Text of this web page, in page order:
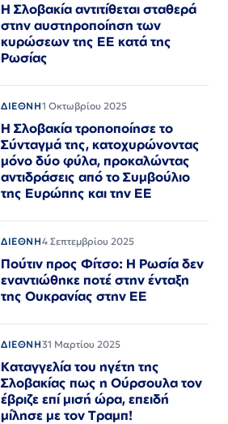
Η Σλοβακία αντιτίθεται σταθερά
στην αυστηροποίηση των
κυρώσεων της ΕΕ κατά της
Ρωσίας
ΔΙΕΘΝΗ1 Οκτωβρίου 2025
Η Σλοβακία τροποποίησε το
Σύνταγμά της, κατοχυρώνοντας
μόνο δύο φύλα, προκαλώντας
αντιδράσεις από το Συμβούλιο
της Ευρώπης και την ΕΕ
ΔΙΕΘΝΗ4 Σεπτεμβρίου 2025
Πούτιν προς Φίτσο: Η Ρωσία δεν
εναντιώθηκε ποτέ στην ένταξη
της Ουκρανίας στην ΕΕ
ΔΙΕΘΝΗ31 Μαρτίου 2025
Καταγγελία του ηγέτη της
Σλοβακίας πως η Ούρσουλα τον
έβριζε επί μισή ώρα, επειδή
μίλησε με τον Τραμπ!